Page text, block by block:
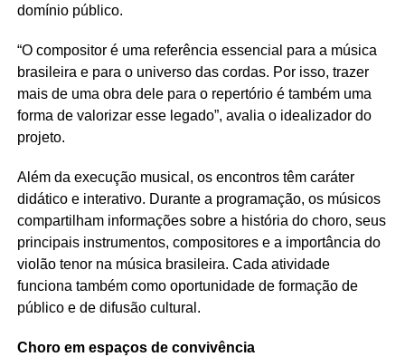
domínio público.
“O compositor é uma referência essencial para a música
brasileira e para o universo das cordas. Por isso, trazer
mais de uma obra dele para o repertório é também uma
forma de valorizar esse legado”, avalia o idealizador do
projeto.
Além da execução musical, os encontros têm caráter
didático e interativo. Durante a programação, os músicos
compartilham informações sobre a história do choro, seus
principais instrumentos, compositores e a importância do
violão tenor na música brasileira. Cada atividade
funciona também como oportunidade de formação de
público e de difusão cultural.
Choro em espaços de convivência